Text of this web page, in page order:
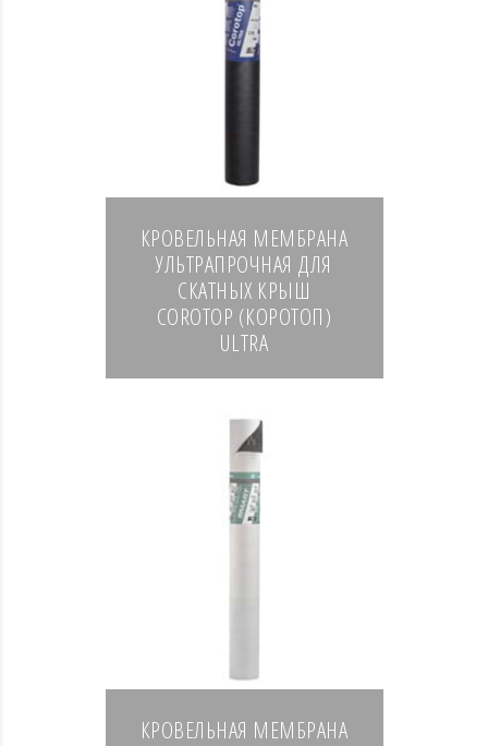
КРОВЕЛЬНАЯ МЕМБРАНА
УЛЬТРАПРОЧНАЯ ДЛЯ
СКАТНЫХ КРЫШ
COROTOP (КОРОТОП)
ULTRA
КРОВЕЛЬНАЯ МЕМБРАНА